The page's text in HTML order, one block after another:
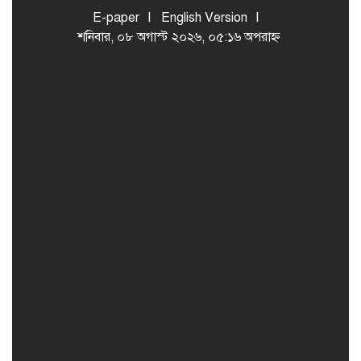
E-paper
English Version
শনিবার, ০৮ অগাস্ট ২০২৬, ০৫:১৬ অপরাহ্ন